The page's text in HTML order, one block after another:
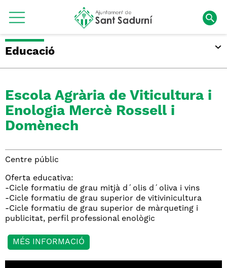
Educació
Escola Agrària de Viticultura i
Enologia Mercè Rossell i
Domènech
Centre públic
Oferta educativa:
-Cicle formatiu de grau mitjà d´olis d´oliva i vins
-Cicle formatiu de grau superior de vitivinicultura
-Cicle formatiu de grau superior de màrqueting i
publicitat, perfil professional enològic
MÉS INFORMACIÓ